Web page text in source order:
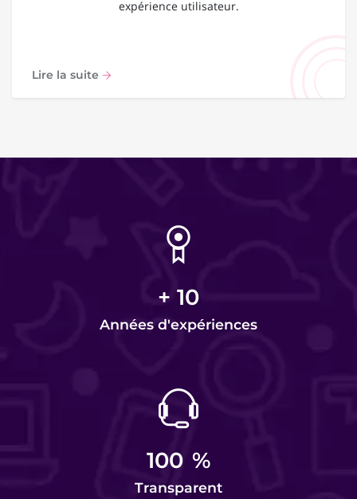
expérience utilisateur.
Lire la suite
+ 10
Années d'expériences
100 %
Transparent